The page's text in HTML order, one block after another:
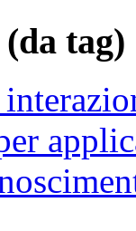
tag)